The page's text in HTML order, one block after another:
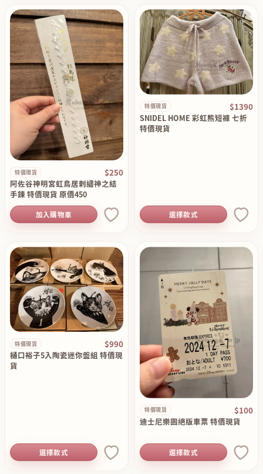
特價現貨 $250
阿佐谷神明宮虹鳥居刺繡神之結
手鍊 特價現貨 原價450
加入購物車
特價現貨 $1390
SNIDEL HOME 彩虹熊短褲 七折
特價現貨
選擇款式
特價現貨 $990
樋口裕子5入陶瓷迷你盤組 特價現
貨
選擇款式
特價現貨 $100
迪士尼樂園絕版車票 特價現貨
選擇款式